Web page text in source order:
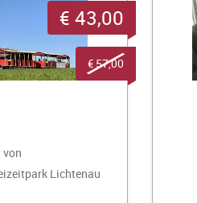
Lichtenau
€ 43,00
€ 57,00